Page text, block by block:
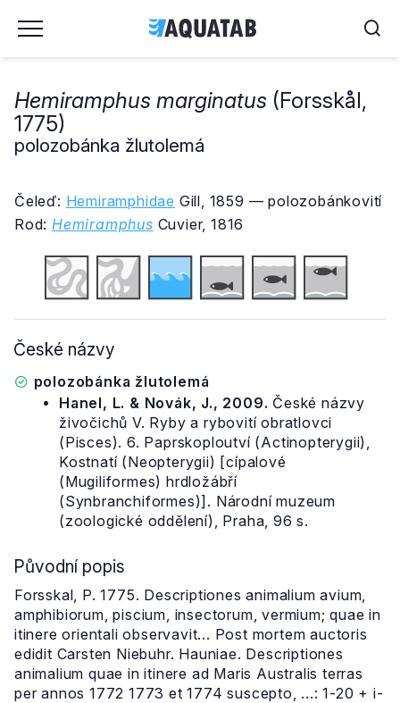
Hemiramphus marginatus (Forsskål,
1775)
polozobánka žlutolemá
Čeleď: Hemiramphidae Gill, 1859 — polozobánkovití
Rod: Hemiramphus Cuvier, 1816
České názvy
polozobánka žlutolemá
Hanel, L. & Novák, J., 2009. České názvy
živočichů V. Ryby a rybovití obratlovci
(Pisces). 6. Paprskoploutví (Actinopterygii),
Kostnatí (Neopterygii) [cípalové
(Mugiliformes) hrdložábří
(Synbranchiformes)]. Národní muzeum
(zoologické oddělení), Praha, 96 s.
Původní popis
Forsskal, P. 1775. Descriptiones animalium avium,
amphibiorum, piscium, insectorum, vermium; quae in
itinere orientali observavit... Post mortem auctoris
edidit Carsten Niebuhr. Hauniae. Descriptiones
animalium quae in itinere ad Maris Australis terras
per annos 1772 1773 et 1774 suscepto, ...: 1-20 + i-